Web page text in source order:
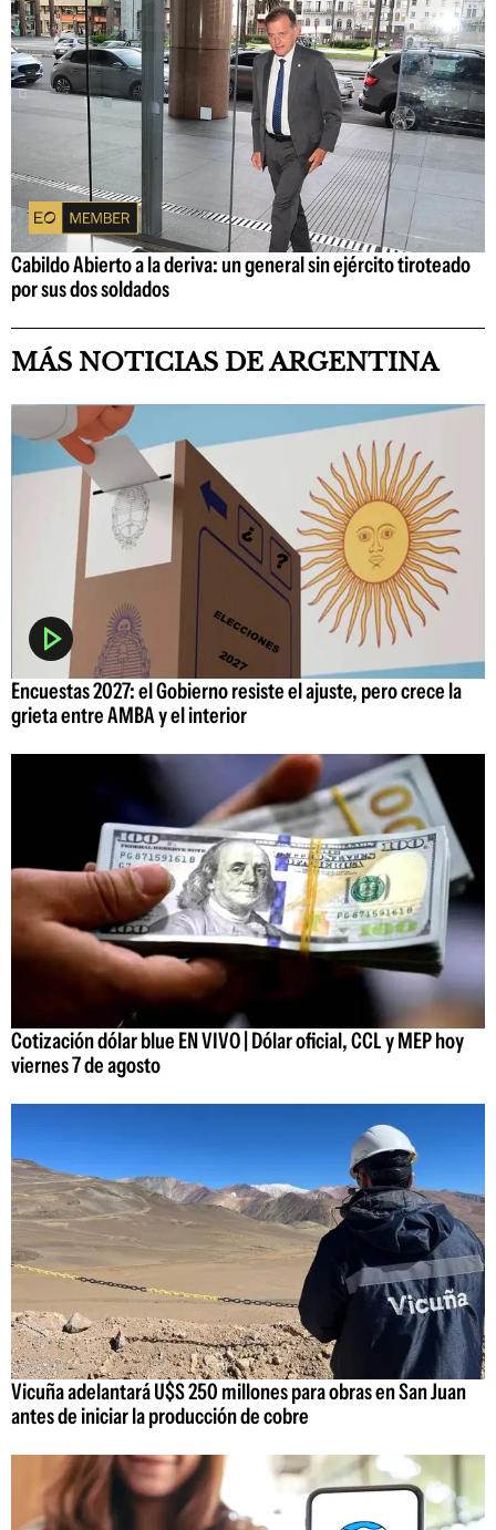
Cabildo Abierto a la deriva: un general sin ejército tiroteado
por sus dos soldados
MÁS NOTICIAS DE ARGENTINA
Encuestas 2027: el Gobierno resiste el ajuste, pero crece la
grieta entre AMBA y el interior
Cotización dólar blue EN VIVO | Dólar oficial, CCL y MEP hoy
viernes 7 de agosto
Vicuña adelantará U$S 250 millones para obras en San Juan
antes de iniciar la producción de cobre